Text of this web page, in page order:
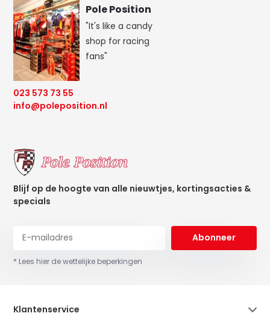
Pole Position
"It's like a candy
shop for racing
fans"
023 573 73 55
info@poleposition.nl
Blijf op de hoogte van alle nieuwtjes, kortingsacties &
specials
Abonneer
* Lees hier de wettelijke beperkingen
Klantenservice